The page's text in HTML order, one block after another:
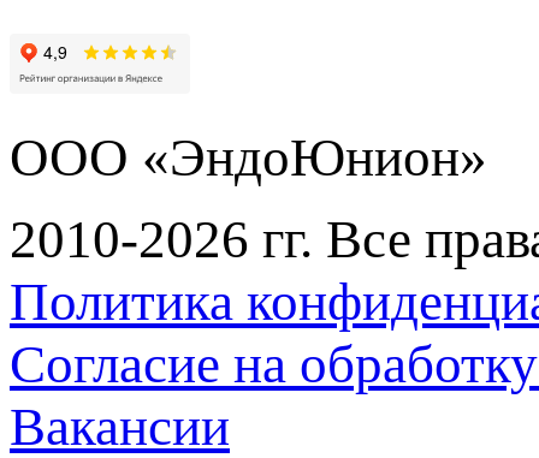
ООО «ЭндоЮнион»
2010-2026 гг. Все
Политика
Согласие на
Вакансии